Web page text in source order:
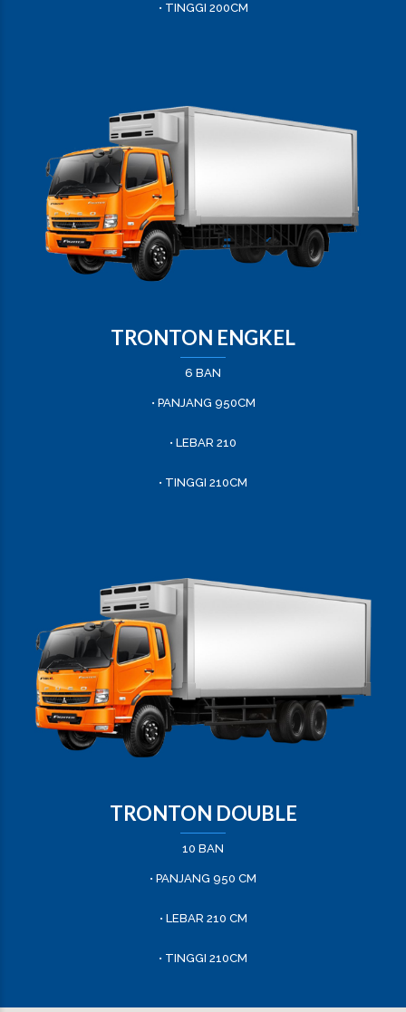
• TINGGI 200CM
TRONTON ENGKEL
6 BAN
• PANJANG 950CM
• LEBAR 210
• TINGGI 210CM
TRONTON DOUBLE
10 BAN
• PANJANG 950 CM
• LEBAR 210 CM
• TINGGI 210CM